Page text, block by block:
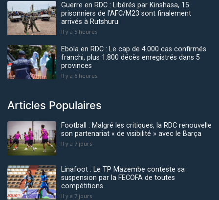
Guerre en RDC : Libérés par Kinshasa, 15
prisonniers de l'AFC/M23 sont finalement
arrivés à Rutshuru
Il y a 5 heures
Ebola en RDC : Le cap de 4.000 cas confirmés
franchi, plus 1.800 décès enregistrés dans 5
provinces
Il y a 6 heures
Articles Populaires
Football : Malgré les critiques, la RDC renouvelle
son partenariat « de visibilité » avec le Barça
Il y a 7 jours
Linafoot : Le TP Mazembe conteste sa
suspension par la FECOFA de toutes
compétitions
Il y a 7 jours